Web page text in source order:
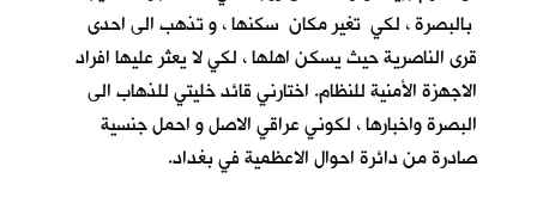
بالبصرة ، لكي تغير مكان سكنها ، و تذهب الى احدى
قرى الناصرية حيث يسكن اهلها ، لكي لا يعثر عليها افراد
الاجهزة الأمنية للنظام. اختارني قائد خليتي للذهاب الى
البصرة واخبارها ، لكوني عراقي الاصل و احمل جنسية
صادرة من دائرة احوال الاعظمية في بغداد.